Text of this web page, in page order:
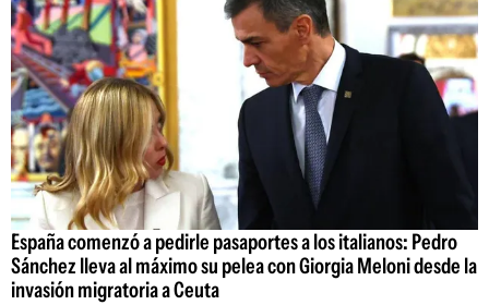
España comenzó a pedirle pasaportes a los italianos: Pedro
Sánchez lleva al máximo su pelea con Giorgia Meloni desde la
invasión migratoria a Ceuta